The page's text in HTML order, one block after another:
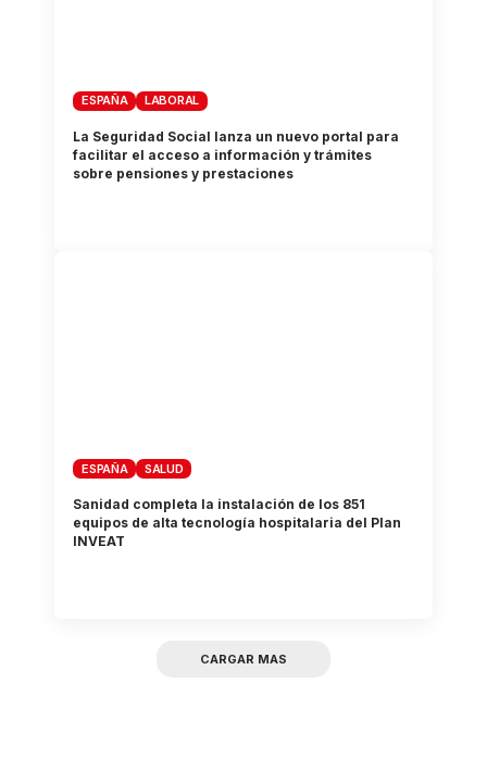
ESPAÑA LABORAL
La Seguridad Social lanza un nuevo portal para
facilitar el acceso a información y trámites
sobre pensiones y prestaciones
ESPAÑA SALUD
Sanidad completa la instalación de los 851
equipos de alta tecnología hospitalaria del Plan
INVEAT
CARGAR MAS